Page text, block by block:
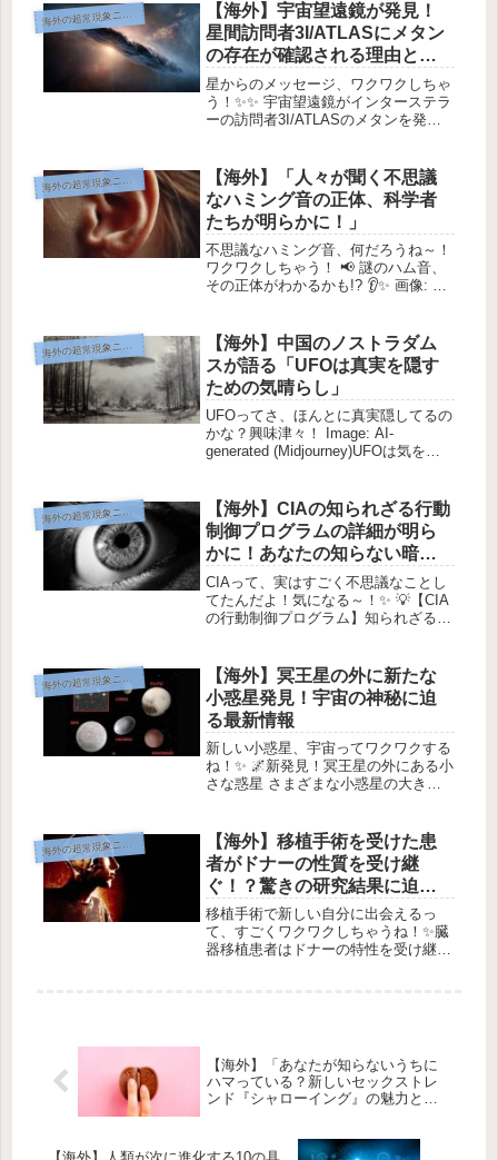
海
外の超常現象ニュース
【海外】宇宙望遠鏡が発見！
星間訪問者3I/ATLASにメタン
の存在が確認される理由と
は？
星からのメッセージ、ワクワクしちゃ
う！✨✨ 宇宙望遠鏡がインターステラ
ーの訪問者3I/ATLASのメタンを発見
まだまだ驚きがいっぱいなんだって！
💫 3...
海
外の超常現象ニュース
【海外】「人々が聞く不思議
なハミング音の正体、科学者
たちが明らかに！」
不思議なハミング音、何だろうね～！
ワクワクしちゃう！ 📢 謎のハム音、
その正体がわかるかも!? 👂✨ 画像: AI
を与えてるって知ってた？🌍❓ 🔍 謎
のハム...
海
外の超常現象ニュース
【海外】中国のノストラダム
スが語る「UFOは真実を隠す
ための気晴らし」
UFOってさ、ほんとに真実隠してるの
かな？興味津々！ Image: AI-
generated (Midjourney)UFOは気をそ
象に関する驚きの発言をした人がいま
す。...
海
外の超常現象ニュース
【海外】CIAの知られざる行動
制御プログラムの詳細が明ら
かに！あなたの知らない暗い
歴史とは？
CIAって、実はすごく不思議なことし
てたんだよ！気になる～！✨ 💡【CIA
の行動制御プログラム】知られざる真
blueberrykings111 195...
海
外の超常現象ニュース
【海外】冥王星の外に新たな
小惑星発見！宇宙の神秘に迫
る最新情報
新しい小惑星、宇宙ってワクワクする
ね！✨ 🌌新発見！冥王星の外にある小
さな惑星 さまざまな小惑星の大きさ
い世界は、太陽から地球の約...
海
外の超常現象ニュース
【海外】移植手術を受けた患
者がドナーの性質を受け継
ぐ！？驚きの研究結果に迫
る！
移植手術で新しい自分に出会えるっ
て、すごくワクワクしちゃうね！✨臓
器移植患者はドナーの特性を受け継ぐ
【海外】「あなたが知らないうちに
ハマっている？新しいセックストレ
ンド『シャローイング』の魅力と